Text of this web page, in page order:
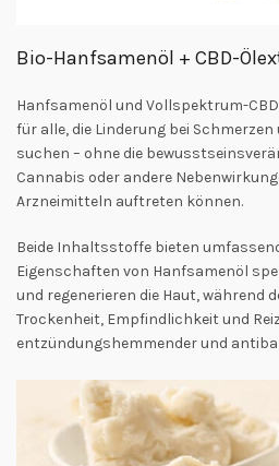
Bio-Hanfsamenöl + CBD-
Hanfsamenöl und Vollspektrum-
für alle, die Linderung bei
suchen – ohne die
Cannabis oder andere
Arzneimitteln auftreten können.
Beide Inhaltsstoffe bieten
Eigenschaften von Hanfsamenöl
und regenerieren die Haut, während
Trockenheit, Empfindlichkeit und
entzündungshemmender und